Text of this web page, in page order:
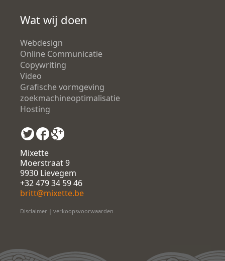
Wat wij doen
Webdesign
Online Communicatie
Copywriting
Video
Grafische vormgeving
zoekmachineoptimalisatie
Hosting
Mixette
Moerstraat 9
9930 Lievegem
+32 479 34 59 46
britt@mixette.be
Disclaimer | verkoopsvoorwaarden